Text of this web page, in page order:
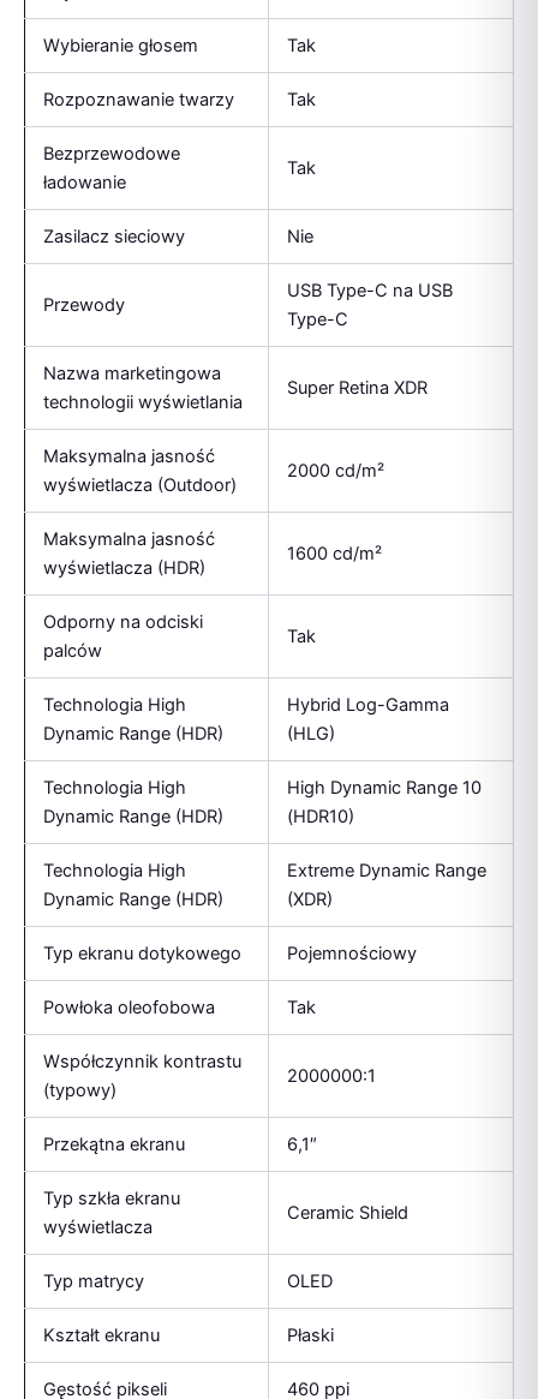
Wybieranie głosem Tak
Rozpoznawanie twarzy Tak
Bezprzewodowe
ładowanie
Tak
Zasilacz sieciowy Nie
Przewody
USB Type-C na USB
Type-C
Nazwa marketingowa
technologii wyświetlania
Super Retina XDR
Maksymalna jasność
wyświetlacza (Outdoor)
2000 cd/m²
Maksymalna jasność
wyświetlacza (HDR)
1600 cd/m²
Odporny na odciski
palców
Tak
Technologia High
Dynamic Range (HDR)
Hybrid Log-Gamma
(HLG)
Technologia High
Dynamic Range (HDR)
High Dynamic Range 10
(HDR10)
Technologia High
Dynamic Range (HDR)
Extreme Dynamic Range
(XDR)
Typ ekranu dotykowego Pojemnościowy
Powłoka oleofobowa Tak
Współczynnik kontrastu
(typowy)
2000000:1
Przekątna ekranu 6,1″
Typ szkła ekranu
wyświetlacza
Ceramic Shield
Typ matrycy OLED
Kształt ekranu Płaski
Gęstość pikseli 460 ppi